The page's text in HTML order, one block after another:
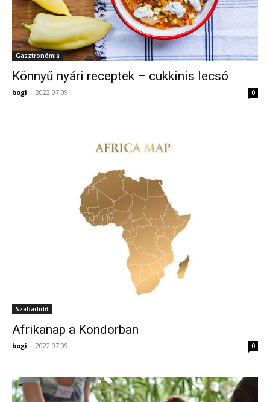
Gasztronómia
Könnyű nyári receptek – cukkinis lecsó
bogi - 2022.07.09. 0
Szabadidő
Afrikanap a Kondorban
bogi - 2022.07.09. 0